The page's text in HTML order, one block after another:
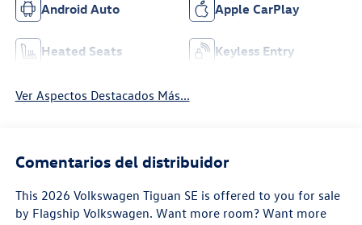
Android Auto Apple CarPlay
Heated Seats Keyless Entry
Ver Aspectos Destacados Más...
Comentarios del distribuidor
This 2026 Volkswagen Tiguan SE is offered to you for sale
by Flagship Volkswagen. Want more room? Want more